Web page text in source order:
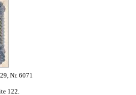
Nr. 6071
122.